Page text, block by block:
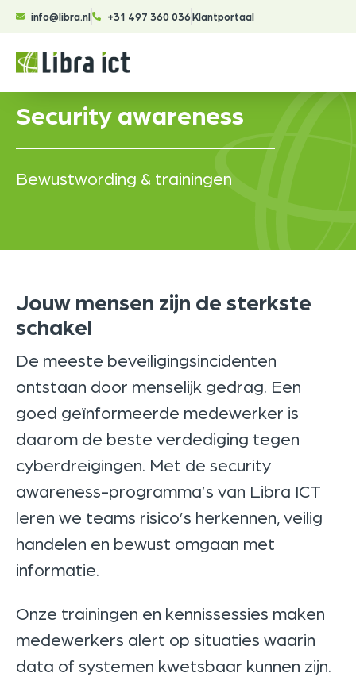
info@libra.nl +31 497 360 036Klantportaal
Security awareness
Bewustwording & trainingen
Jouw mensen zijn de sterkste
schakel
De meeste beveiligingsincidenten
ontstaan door menselijk gedrag. Een
goed geïnformeerde medewerker is
daarom de beste verdediging tegen
cyberdreigingen. Met de security
awareness-programma’s van Libra ICT
leren we teams risico’s herkennen, veilig
handelen en bewust omgaan met
informatie.
Onze trainingen en kennissessies maken
medewerkers alert op situaties waarin
data of systemen kwetsbaar kunnen zijn.